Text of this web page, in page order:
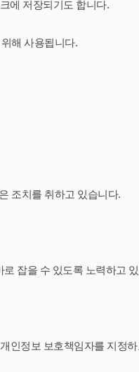
에 저장되기도 합니다.
해 사용됩니다.
조치를 취하고 있습니다.
잡을 수 있도록 노력하고
인정보 보호책임자를 지정